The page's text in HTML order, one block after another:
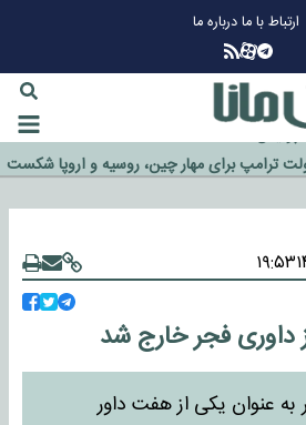
ارتباط با مادرباره ما
پرسپولیس
دور می‌زند؟
ترامپ برای مهار چین، روسیه و اروپا شکست
۱۹:۵۳
داوری فجر خارج شد
به عنوان یکی از هفت داور